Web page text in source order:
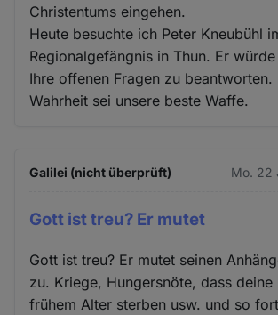
Christentums eingehen.
Heute besuchte ich Peter Kneubühl
Regionalgefängnis in Thun. Er
Ihre offenen Fragen zu beantworten.
Wahrheit sei unsere beste Waffe.
Galilei (nicht überprüft) Mo. 22
Gott ist treu? Er mutet
Gott ist treu? Er mutet seinen
zu. Kriege, Hungersnöte, dass deine
frühem Alter sterben usw. und so